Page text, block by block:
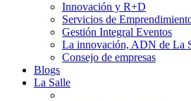
Innovación y R+D
Servicios de
Gestión Integral Eventos
La innovación, ADN de La
Consejo de empresas
Blogs
La Salle